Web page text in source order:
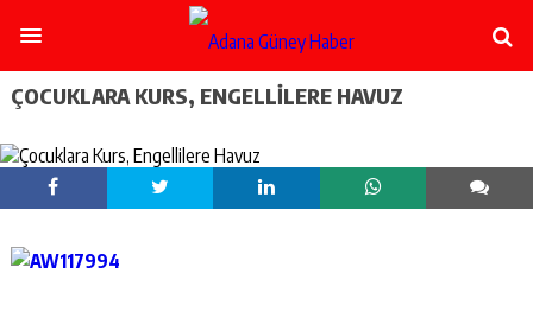
escort
ataşehir
escort
kadıköy
escort
ÇOCUKLARA KURS, ENGELLILERE HAVUZ